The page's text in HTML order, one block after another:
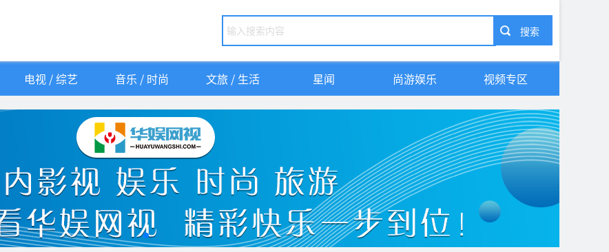
电视 / 综艺 音乐 / 时尚 文旅 / 生活 星闻 尚游娱乐 视频专区